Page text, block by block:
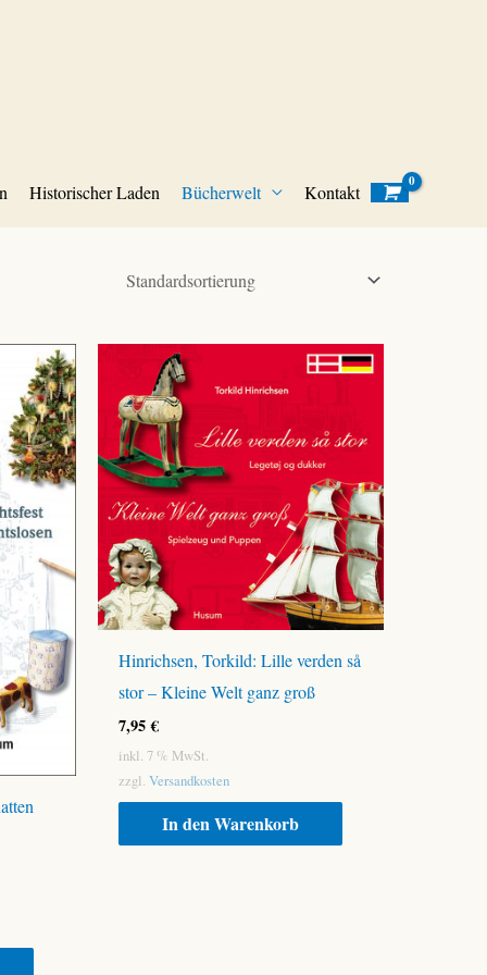
Historischer Laden Bücherwelt Kontakt
Hinrichsen, Torkild: Lille verden så
stor – Kleine Welt ganz groß
7,95€
inkl. 7 % MwSt.
zzgl. Versandkosten
In den Warenkorb